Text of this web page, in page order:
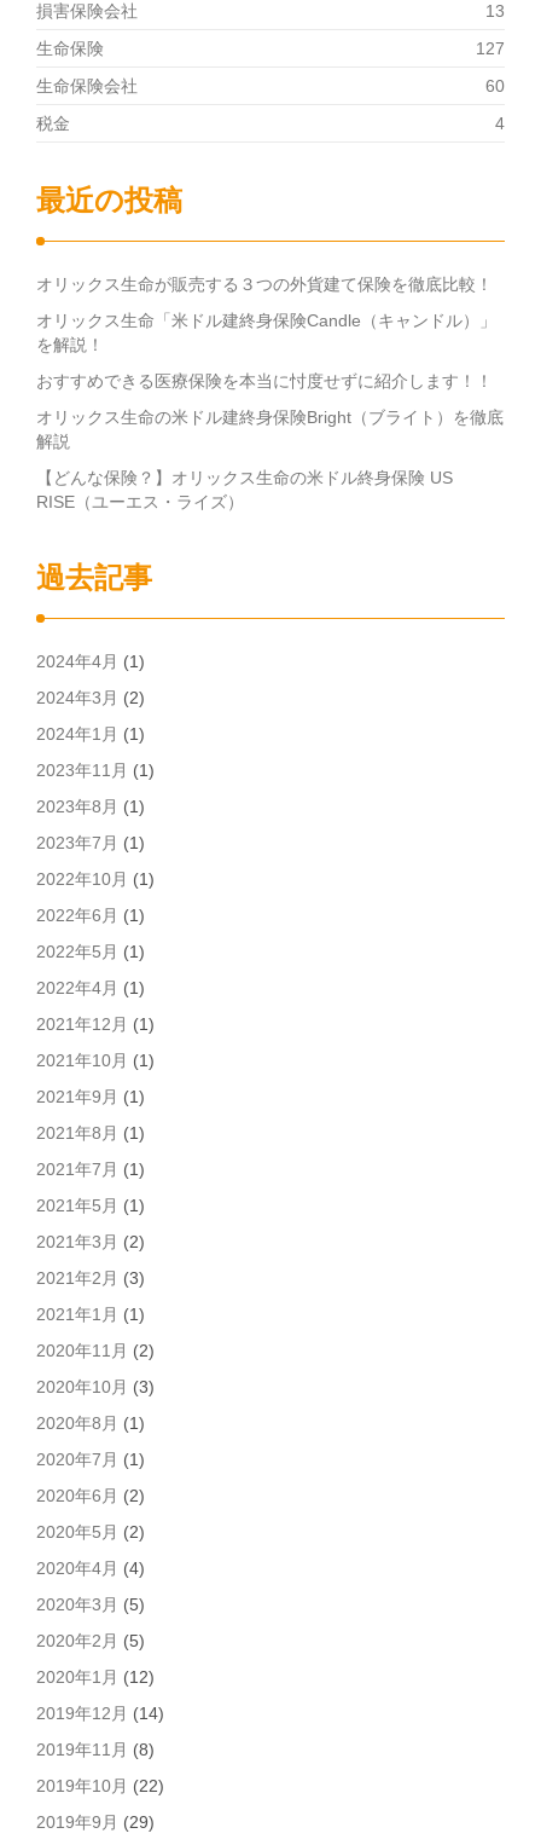
損害保険会社
13
生命保険
127
生命保険会社
60
税金
4
最近の投稿
オリックス生命が販売する３つの外貨建て保険を徹底比較！
オリックス生命「米ドル建終身保険Candle（キャンドル）」
を解説！
おすすめできる医療保険を本当に忖度せずに紹介します！！
オリックス生命の米ドル建終身保険Bright（ブライト）を徹底
解説
【どんな保険？】オリックス生命の米ドル終身保険 US
RISE（ユーエス・ライズ）
過去記事
2024年4月 (1)
2024年3月 (2)
2024年1月 (1)
2023年11月 (1)
2023年8月 (1)
2023年7月 (1)
2022年10月 (1)
2022年6月 (1)
2022年5月 (1)
2022年4月 (1)
2021年12月 (1)
2021年10月 (1)
2021年9月 (1)
2021年8月 (1)
2021年7月 (1)
2021年5月 (1)
2021年3月 (2)
2021年2月 (3)
2021年1月 (1)
2020年11月 (2)
2020年10月 (3)
2020年8月 (1)
2020年7月 (1)
2020年6月 (2)
2020年5月 (2)
2020年4月 (4)
2020年3月 (5)
2020年2月 (5)
2020年1月 (12)
2019年12月 (14)
2019年11月 (8)
2019年10月 (22)
2019年9月 (29)